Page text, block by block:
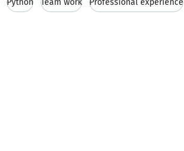
Python Team work Professional experience